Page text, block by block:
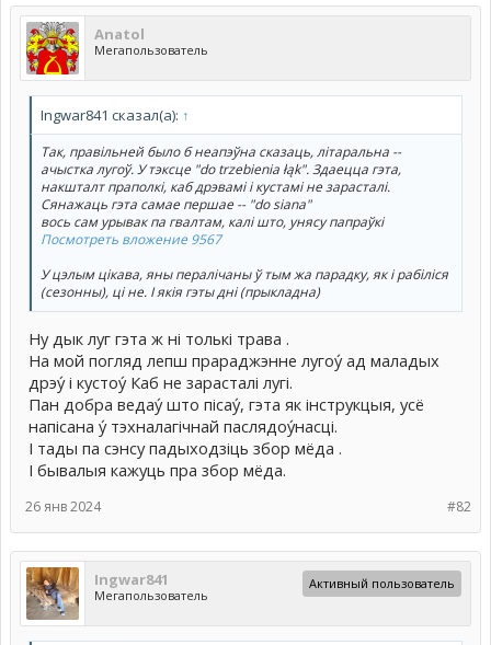
Anatol
Мегапользователь
Ingwar841 сказал(а): ↑
Так, правільней было б неапэўна сказаць, літаральна --
ачыстка лугоў. У тэксце "do trzebienia łąk". Здаецца гэта,
накшталт праполкі, каб дрэвамі і кустамі не зарасталі.
Сянажаць гэта самае першае -- "do siana"
вось сам урывак па гвалтам, калі што, унясу папраўкі
Посмотреть вложение 9567
У цэлым цікава, яны пералічаны ў тым жа парадку, як і рабіліся
(сезонны), ці не. І якія гэты дні (прыкладна)
Ну дык луг гэта ж ні толькі трава .
На мой погляд лепш прараджэнне лугоу́ ад маладых
дрэу́ і кустоу́ Каб не зарасталі лугі.
Пан добра ведау́ што пісау́, гэта як інструкцыя, усё
напісана у́ тэхналагічнай паслядоу́насці.
І тады па сэнсу падыходзіць збор мёда .
І бывалыя кажуць пра збор мёда.
#82
26 янв 2024
Ingwar841
Мегапользователь
Активный пользователь